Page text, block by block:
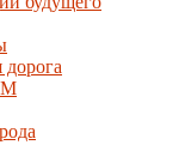
дорога